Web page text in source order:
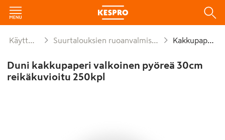
Käyttötavara Suurtalouksien ruoanvalmistusmateriaalit Kakkupaperit
Duni kakkupaperi valkoinen pyöreä 30cm
reikäkuvioitu 250kpl